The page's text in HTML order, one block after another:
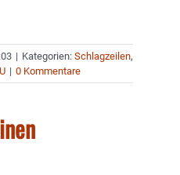
| Kategorien: Schlagzeilen,
| 0 Kommentare